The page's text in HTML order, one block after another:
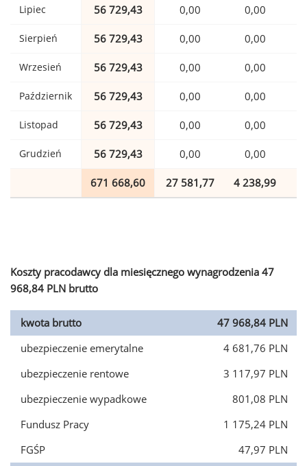
Lipiec 56 729,43 0,00 0,00
Sierpień 56 729,43 0,00 0,00
Wrzesień 56 729,43 0,00 0,00
Październik 56 729,43 0,00 0,00
Listopad 56 729,43 0,00 0,00
Grudzień 56 729,43 0,00 0,00
671 668,60 27 581,77 4 238,99
Koszty pracodawcy dla miesięcznego wynagrodzenia 47
968,84 PLN brutto
kwota brutto
47 968,84 PLN
ubezpieczenie emerytalne
4 681,76 PLN
ubezpieczenie rentowe
3 117,97 PLN
ubezpieczenie wypadkowe
801,08 PLN
Fundusz Pracy
1 175,24 PLN
FGŚP
47,97 PLN